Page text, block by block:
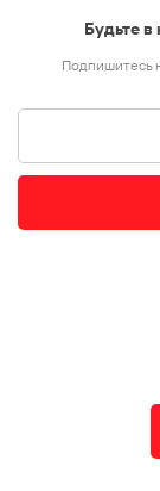
Будьте
Подпишитесь